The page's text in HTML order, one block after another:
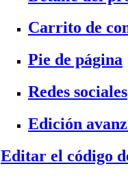
Carrito de
Pie de página
Redes sociales
Edición
Editar el código